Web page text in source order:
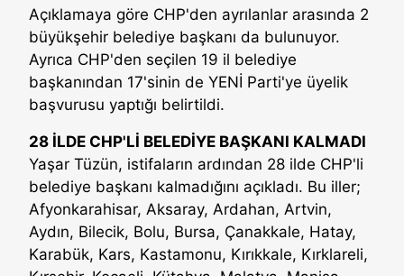
Açıklamaya göre CHP'den ayrılanlar arasında 2
büyükşehir belediye başkanı da bulunuyor.
Ayrıca CHP'den seçilen 19 il belediye
başkanından 17'sinin de YENİ Parti'ye üyelik
başvurusu yaptığı belirtildi.
28 İLDE CHP'Lİ BELEDİYE BAŞKANI KALMADI
Yaşar Tüzün, istifaların ardından 28 ilde CHP'li
belediye başkanı kalmadığını açıkladı. Bu iller;
Afyonkarahisar, Aksaray, Ardahan, Artvin,
Aydın, Bilecik, Bolu, Bursa, Çanakkale, Hatay,
Karabük, Kars, Kastamonu, Kırıkkale, Kırklareli,